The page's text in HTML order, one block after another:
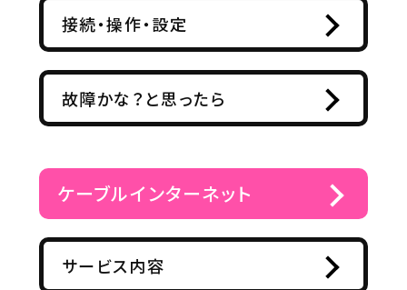
接続・操作・設定
故障かな？と思ったら
ケーブルインターネット
サービス内容